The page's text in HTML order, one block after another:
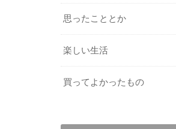
思ったこととか
楽しい生活
買ってよかったもの